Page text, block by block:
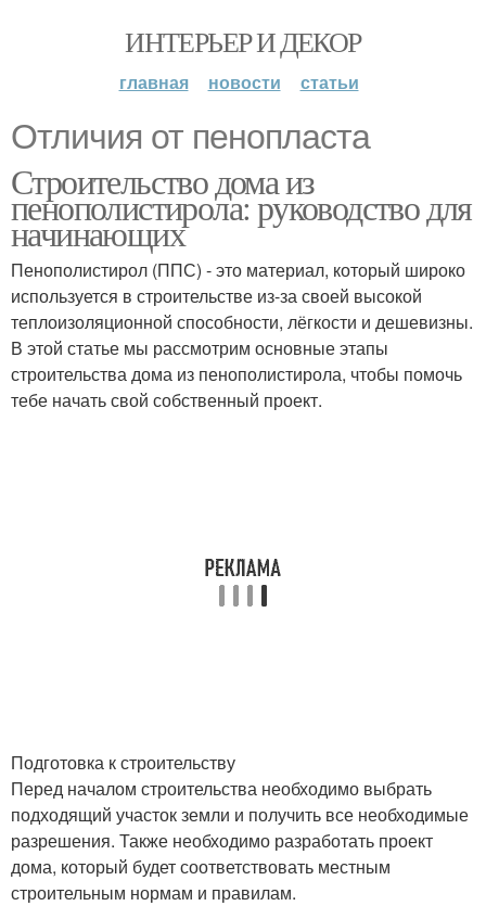
ИНТЕРЬЕР И ДЕКОР
главная новости статьи
Отличия от пенопласта
Строительство дома из
пенополистирола: руководство для
начинающих
Пенополистирол (ППС) - это материал, который широко
используется в строительстве из-за своей высокой
теплоизоляционной способности, лёгкости и дешевизны.
В этой статье мы рассмотрим основные этапы
строительства дома из пенополистирола, чтобы помочь
тебе начать свой собственный проект.
Подготовка к строительству
Перед началом строительства необходимо выбрать
подходящий участок земли и получить все необходимые
разрешения. Также необходимо разработать проект
дома, который будет соответствовать местным
строительным нормам и правилам.